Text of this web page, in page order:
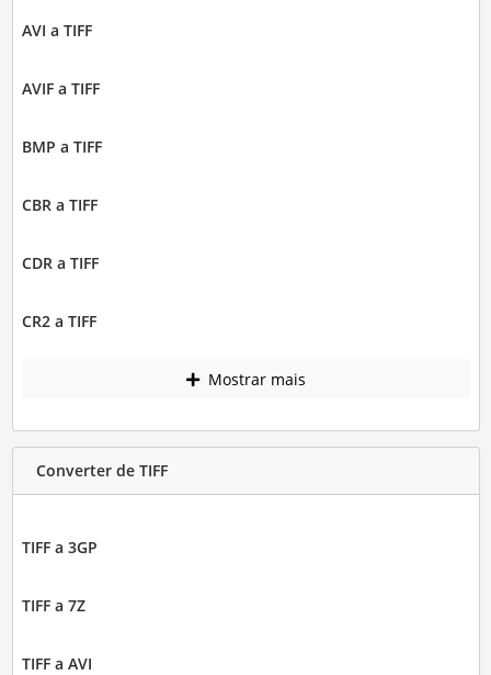
AVI a TIFF
AVIF a TIFF
BMP a TIFF
CBR a TIFF
CDR a TIFF
CR2 a TIFF
Mostrar mais
Converter de TIFF
TIFF a 3GP
TIFF a 7Z
TIFF a AVI